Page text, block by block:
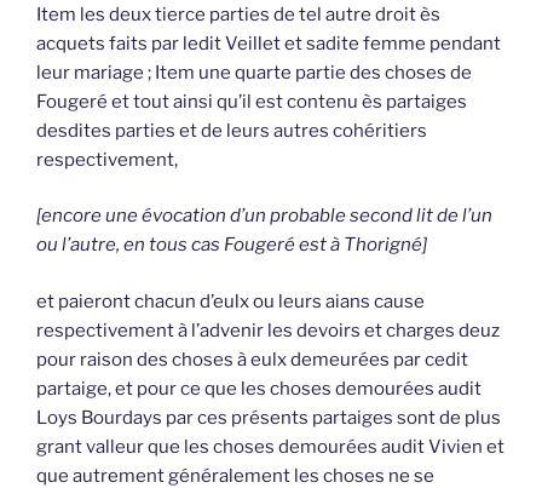
Item les deux tierce parties de tel autre droit ès
acquets faits par ledit Veillet et sadite femme pendant
leur mariage ; Item une quarte partie des choses de
Fougeré et tout ainsi qu’il est contenu ès partaiges
desdites parties et de leurs autres cohéritiers
respectivement,
[encore une évocation d’un probable second lit de l’un
ou l’autre, en tous cas Fougeré est à Thorigné]
et paieront chacun d’eulx ou leurs aians cause
respectivement à l’advenir les devoirs et charges deuz
pour raison des choses à eulx demeurées par cedit
partaige, et pour ce que les choses demourées audit
Loys Bourdays par ces présents partaiges sont de plus
grant valleur que les choses demourées audit Vivien et
que autrement généralement les choses ne se